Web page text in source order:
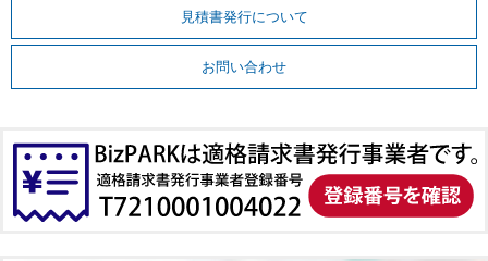
見積書発行について
お問い合わせ